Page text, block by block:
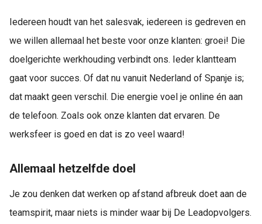
Iedereen houdt van het salesvak, iedereen is gedreven en
we willen allemaal het beste voor onze klanten: groei! Die
doelgerichte werkhouding verbindt ons. Ieder klantteam
gaat voor succes. Of dat nu vanuit Nederland of Spanje is;
dat maakt geen verschil. Die energie voel je online én aan
de telefoon. Zoals ook onze klanten dat ervaren. De
werksfeer is goed en dat is zo veel waard!
Allemaal hetzelfde doel
Je zou denken dat werken op afstand afbreuk doet aan de
teamspirit, maar niets is minder waar bij De Leadopvolgers.